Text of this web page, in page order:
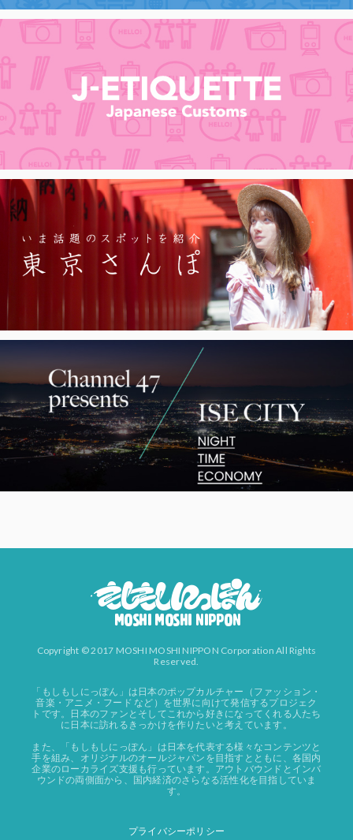
Copyright © 2017 MOSHI MOSHI NIPPON Corporation All Rights
Reserved.
「もしもしにっぽん」は日本のポップカルチャー（ファッション・
音楽・アニメ・フード など）を世界に向けて発信するプロジェク
トです。日本のファンとそしてこれから好きになってくれる人たち
に日本に訪れるきっかけを作りたいと考えています。
また、「もしもしにっぽん」は日本を代表する様々なコンテンツと
手を組み、オリジナルのオールジャパンを目指すとともに、各国内
企業のローカライズ支援も行っています。アウトバウンドとインバ
ウンドの両側面から、国内経済のさらなる活性化を目指していま
す。
プライバシーポリシー